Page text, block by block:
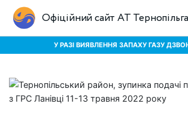
Офіційний сайт АТ
У РАЗІ ВИЯВЛЕННЯ ЗАПАХУ ГАЗУ